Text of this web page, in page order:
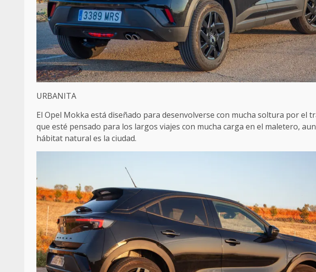
URBANITA
El Opel Mokka está diseñado para desenvolverse con mucha soltura por el
que esté pensado para los largos viajes con mucha carga en el maletero,
hábitat natural es la ciudad.